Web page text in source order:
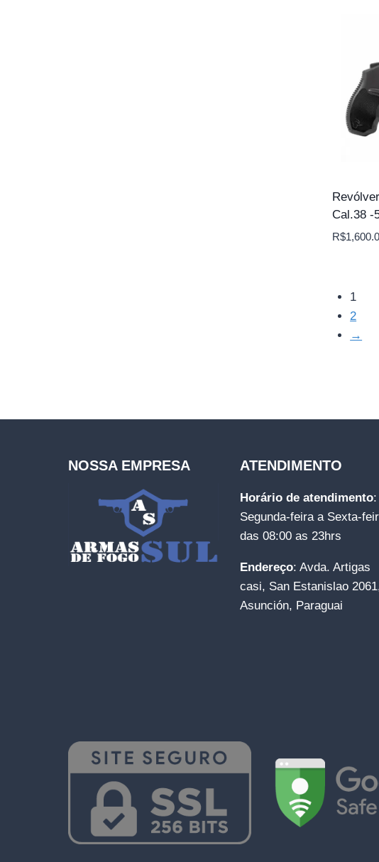
Cal.38 -
R$
1
2
→
NOSSA EMPRESA ATENDIMENTO
Horário de atendimento:
Segunda-feira a Sexta-
das 08:00 as 23hrs
Endereço: Avda. Artigas
casi, San Estanislao
Asunción, Paraguai